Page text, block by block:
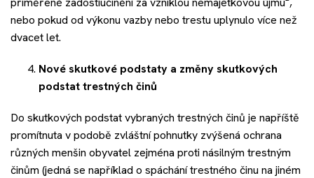
nebo pokud od výkonu vazby nebo trestu uplynulo více než
dvacet let.
Nové skutkové podstaty a změny skutkových
podstat trestných činů
Do skutkových podstat vybraných trestných činů je napříště
promítnuta v podobě zvláštní pohnutky zvýšená ochrana
různých menšin obyvatel zejména proti násilným trestným
činům (jedná se například o spáchání trestného činu na jiném